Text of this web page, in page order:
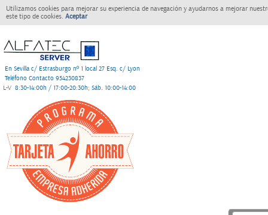
Utilizamos cookies para mejorar su experiencia de navegación y ayudarnos a mejorar
este tipo de cookies. Aceptar
En Sevilla c/ Estrasburgo nº 1 local 27 Esq. c/ Lyon
Teléfono Contacto 954230837
L-V 8:30-14:00h / 17:00-20:30h; Sáb. 10:00-14:00